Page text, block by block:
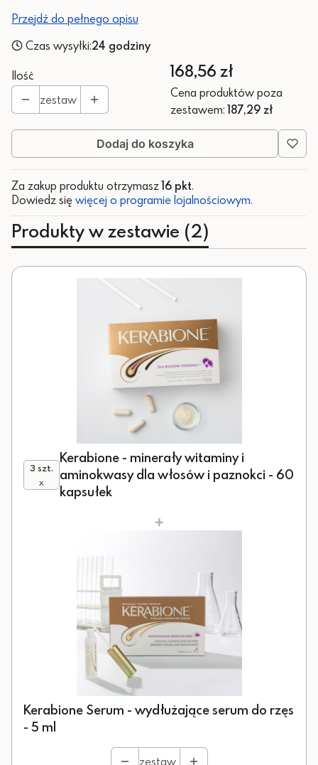
Przejdź do pełnego opisu
Czas wysyłki:24 godziny
Ilość
zestaw
Cena
168,56 zł
Cena produktów poza
zestawem: 187,29 zł
Dodaj do koszyka
Za zakup produktu otrzymasz16 pkt.
Dowiedz się więcej o programie lojalnościowym.
Produkty w zestawie (2)
3 szt.
x
Kerabione - minerały witaminy i
aminokwasy dla włosów i paznokci - 60
kapsułek
+
Kerabione Serum - wydłużające serum do rzęs
- 5 ml
zestaw